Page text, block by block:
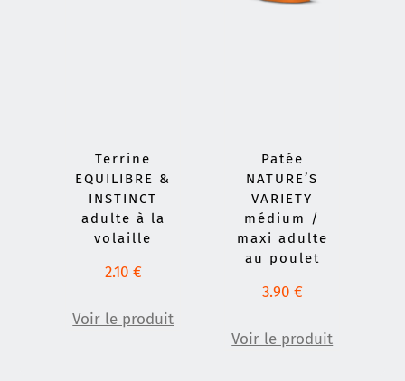
Terrine
EQUILIBRE &
INSTINCT
adulte à la
volaille
2.10 €
Voir le produit
Patée
NATURE’S
VARIETY
médium /
maxi adulte
au poulet
3.90 €
Voir le produit